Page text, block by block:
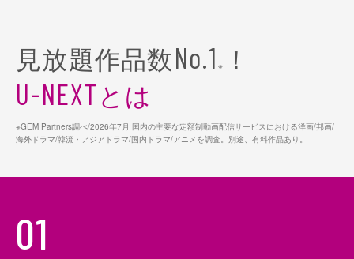
見放題作品数No.1 ※ ！
U-NEXTとは
※GEM Partners調べ/2026年7⽉ 国内の主要な定額制動画配信サービスにおける洋画/邦画/
海外ドラマ/韓流・アジアドラマ/国内ドラマ/アニメを調査。別途、有料作品あり。
01